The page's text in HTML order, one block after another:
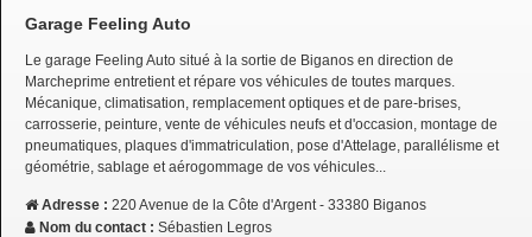
Garage Feeling Auto
Le garage Feeling Auto situé à la sortie de Biganos en direction de
Marcheprime entretient et répare vos véhicules de toutes marques.
Mécanique, climatisation, remplacement optiques et de pare-brises,
carrosserie, peinture, vente de véhicules neufs et d'occasion, montage de
pneumatiques, plaques d'immatriculation, pose d'Attelage, parallélisme et
géométrie, sablage et aérogommage de vos véhicules...
Adresse : 220 Avenue de la Côte d'Argent - 33380 Biganos
Nom du contact : Sébastien Legros